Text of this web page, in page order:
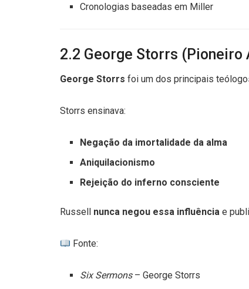
Cronologias baseadas em Miller
2.2 George Storrs (Pioneiro
George Storrs foi um dos principais
Storrs ensinava:
Negação da imortalidade da alma
Aniquilacionismo
Rejeição do inferno consciente
Russell nunca negou essa influência e
Fonte:
Six Sermons– George Storrs